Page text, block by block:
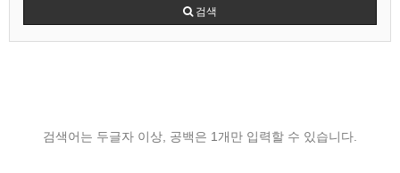
검색
검색어는 두글자 이상, 공백은 1개만 입력할 수 있습니다.